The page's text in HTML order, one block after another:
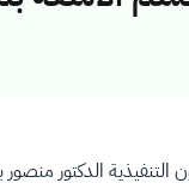
التنفيذية الدكتور